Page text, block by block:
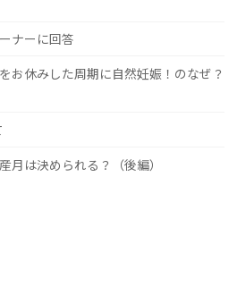
ナーに回答
お休みした周期に自然妊娠！のなぜ？
月は決められる？（後編）